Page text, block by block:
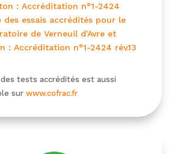
: Accréditation n°1-2424
des essais accrédités pour le
de Verneuil d'Avre et
: Accréditation n°1-2424 rév.13
tests accrédités est aussi
sur www.cofrac.fr